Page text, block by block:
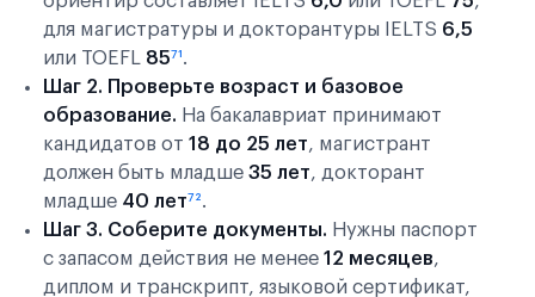
для магистратуры и докторантуры IELTS 6,5
или TOEFL 85⁷¹.
Шаг 2. Проверьте возраст и базовое
образование. На бакалавриат принимают
кандидатов от 18 до 25 лет, магистрант
должен быть младше 35 лет, докторант
младше 40 лет⁷².
Шаг 3. Соберите документы. Нужны паспорт
с запасом действия не менее 12 месяцев,
диплом и транскрипт, языковой сертификат,